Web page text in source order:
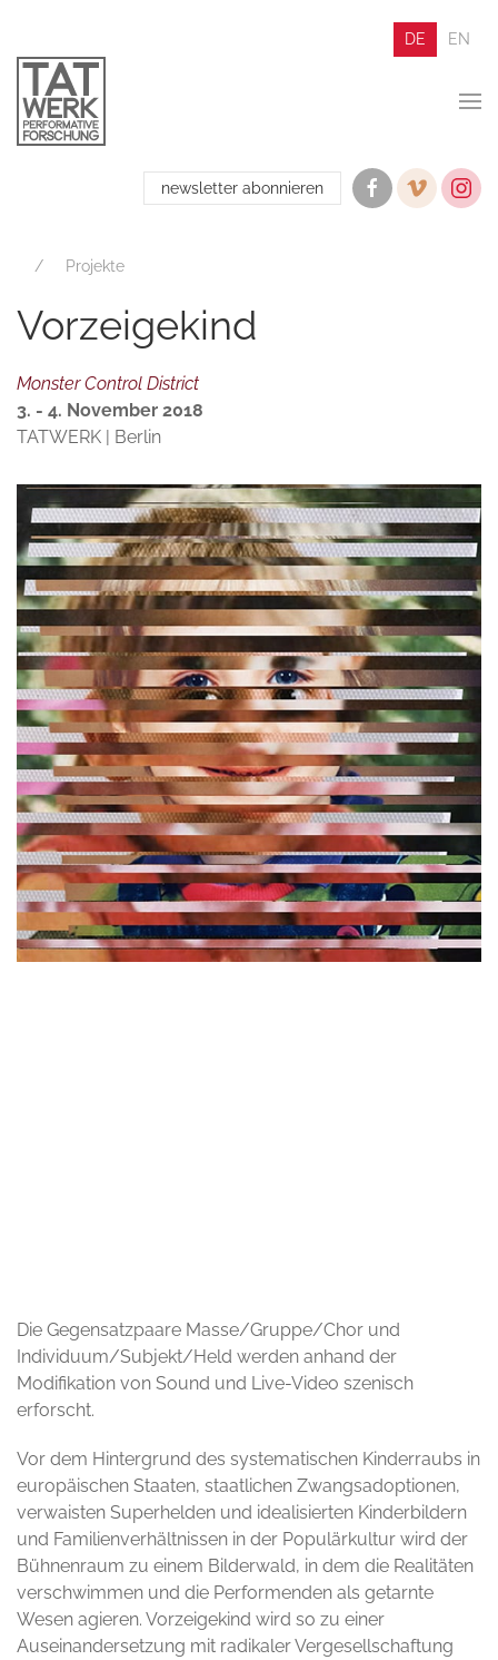
DE EN
newsletter abonnieren
Projekte
Vorzeigekind
Monster Control District
3. - 4. November 2018
TATWERK | Berlin
Die Gegensatzpaare Masse/Gruppe/Chor und
Individuum/Subjekt/Held werden anhand der
Modifikation von Sound und Live-Video szenisch
erforscht.
Vor dem Hintergrund des systematischen Kinderraubs in
europäischen Staaten, staatlichen Zwangsadoptionen,
verwaisten Superhelden und idealisierten Kinderbildern
und Familienverhältnissen in der Populärkultur wird der
Bühnenraum zu einem Bilderwald, in dem die Realitäten
verschwimmen und die Performenden als getarnte
Wesen agieren. Vorzeigekind wird so zu einer
Auseinandersetzung mit radikaler Vergesellschaftung